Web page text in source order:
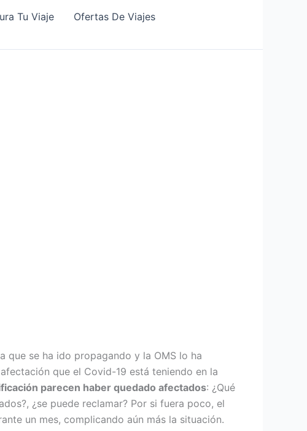
Tu Viaje
Ofertas De Viajes
que se ha ido propagando y la OMS lo ha
que el Covid-19 está teniendo en la
parecen haber quedado afectados: ¿Qué
¿se puede reclamar? Por si fuera poco, el
un mes, complicando aún más la situación.